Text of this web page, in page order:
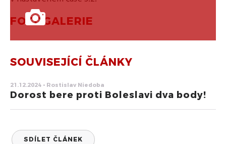
FOTOGALERIE
SOUVISEJÍCÍ ČLÁNKY
21.12.2024 • Rostislav Niedoba
Dorost bere proti Boleslavi dva body!
SDÍLET ČLÁNEK